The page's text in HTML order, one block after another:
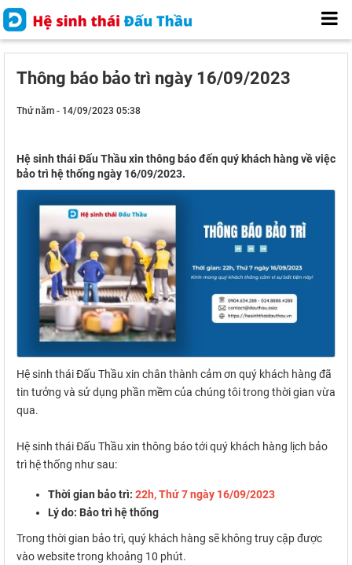
Thông báo bảo trì ngày 16/09/2023
Thứ năm - 14/09/2023 05:38
Hệ sinh thái Đấu Thầu xin thông báo đến quý khách hàng về việc
bảo trì hệ thống ngày 16/09/2023.
Hệ sinh thái Đấu Thầu xin chân thành cảm ơn quý khách hàng đã
tin tưởng và sử dụng phần mềm của chúng tôi trong thời gian vừa
qua.
Hệ sinh thái Đấu Thầu xin thông báo tới quý khách hàng lịch bảo
trì hệ thống như sau:
Thời gian bảo trì: 22h, Thứ 7 ngày 16/09/2023
Lý do: Bảo trì hệ thống
Trong thời gian bảo trì, quý khách hàng sẽ không truy cập được
vào website trong khoảng 10 phút.